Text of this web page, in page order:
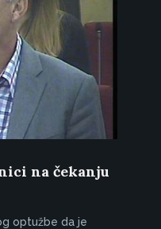
na čekanju
optužbe da je